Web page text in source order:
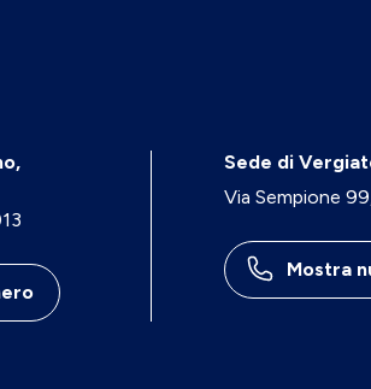
Sede di
Via Sempione
Mostra